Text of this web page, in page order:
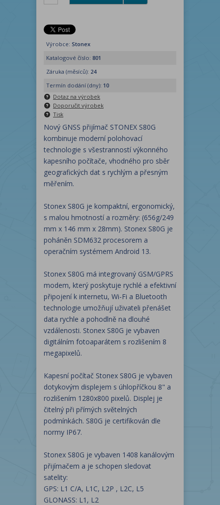
Výrobce: Stonex
Katalogové číslo: 801
Záruka (měsíců): 24
Termín dodání (dny): 10
Dotaz na výrobek
Doporučit výrobek
Tisk
Nový GNSS přijímač STONEX S80G
kombinuje moderní polohovací
technologie s všestranností výkonného
kapesního počítače, vhodného pro sběr
geografických dat s rychlým a přesným
měřením.
Stonex S80G je kompaktní, ergonomický,
s malou hmotností a rozměry: (656g/249
mm x 146 mm x 28mm). Stonex S80G je
poháněn SDM632 procesorem a
operačním systémem Android 13.
Stonex S80G má integrovaný GSM/GPRS
modem, který poskytuje rychlé a efektivní
připojení k internetu, Wi-Fi a Bluetooth
technologie umožňují uživateli přenášet
data rychle a pohodlně na dlouhé
vzdálenosti. Stonex S80G je vybaven
digitálním fotoaparátem s rozlišením 8
megapixelů.
Kapesní počítač Stonex S80G je vybaven
dotykovým displejem s úhlopříčkou 8" a
rozlišením 1280x800 pixelů. Displej je
čitelný při přímých světelných
podmínkách. S80G je certifikován dle
normy IP67.
Stonex S80G je vybaven 1408 kanálovým
přijímačem a je schopen sledovat
satelity:
GPS: L1 C/A, L1C, L2P , L2C, L5
GLONASS: L1, L2